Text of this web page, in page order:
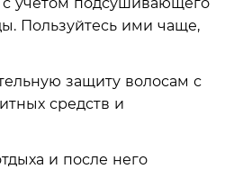
Пользуйтесь ими чаще,
защиту волосам с
средств и
и после него